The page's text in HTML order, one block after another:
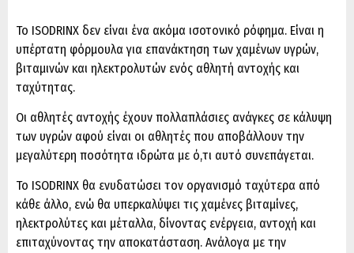
Το ISODRINX δεν είναι ένα ακόμα ισοτονικό ρόφημα. Είναι η
υπέρτατη φόρμουλα για επανάκτηση των χαμένων υγρών,
βιταμινών και ηλεκτρολυτών ενός αθλητή αντοχής και
ταχύτητας.
Οι αθλητές αντοχής έχουν πολλαπλάσιες ανάγκες σε κάλυψη
των υγρών αφού είναι οι αθλητές που αποβάλλουν την
μεγαλύτερη ποσότητα ιδρώτα με ό,τι αυτό συνεπάγεται.
Το ISODRINX θα ενυδατώσει τον οργανισμό ταχύτερα από
κάθε άλλο, ενώ θα υπερκαλύψει τις χαμένες βιταμίνες,
ηλεκτρολύτες και μέταλλα, δίνοντας ενέργεια, αντοχή και
επιταχύνοντας την αποκατάσταση. Ανάλογα με την